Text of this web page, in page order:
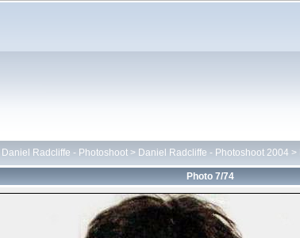
Daniel Radcliffe - Photoshoot> Daniel Radcliffe - Photoshoot 2004>
Photo 7/74